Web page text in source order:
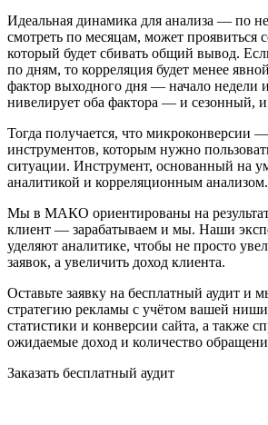
Идеальная динамика для анализа — по
смотреть по месяцам, может проявиться
который будет сбивать общий вывод.
по дням, то корреляция будет менее
фактор выходного дня — начало недели
нивелирует оба фактора — и сезонный,
Тогда получается, что микроконверсии
инструментов, которым нужно
ситуации. Инструмент, основанный на
аналитикой и корреляционным анализом.
Мы в МАКО ориентированы на
клиент — зарабатываем и мы. Наши
уделяют аналитике, чтобы не просто
заявок, а увеличить доход клиента.
Оставьте заявку на бесплатный аудит и
стратегию рекламы с учётом вашей
статистики и конверсии сайта, а также
ожидаемые доход и количество
Заказать бесплатный аудит